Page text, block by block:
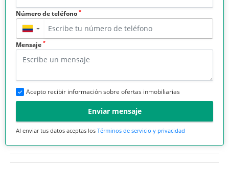
Número de teléfono *
▼
Mensaje *
Acepto recibir información sobre ofertas inmobiliarias
Enviar mensaje
Al enviar tus datos aceptas los Términos de servicio y privacidad